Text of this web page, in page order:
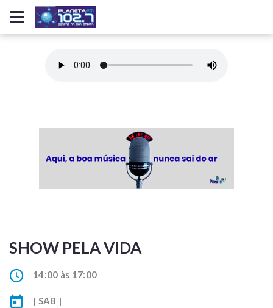
SHOW PELA VIDA
14:00 às 17:00
| SAB |